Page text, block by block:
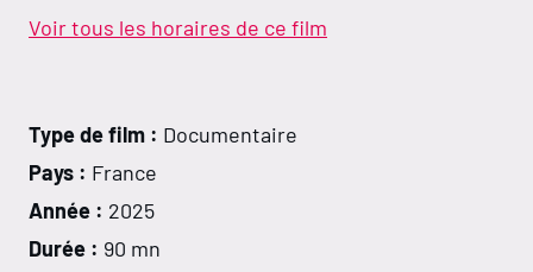
Voir tous les horaires de ce film
Type de film : Documentaire
Pays : France
Année : 2025
Durée : 90 mn